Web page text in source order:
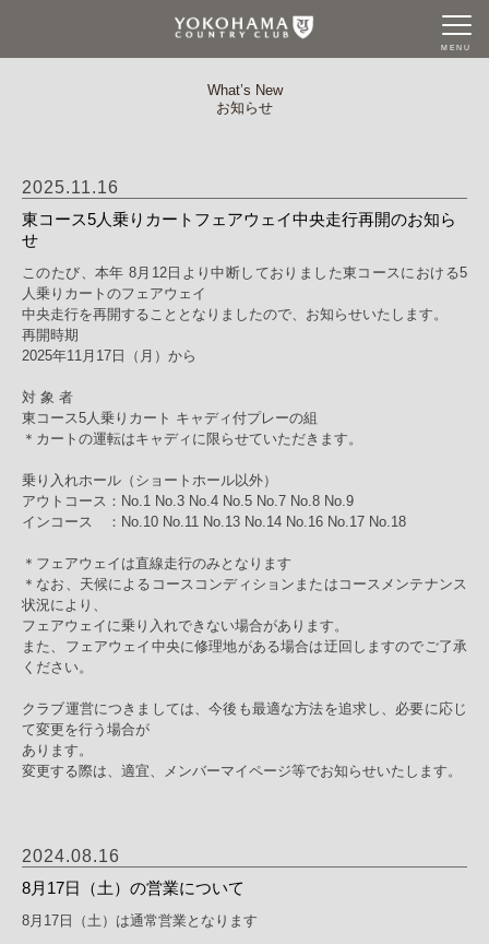
MENU
What’s New
お知らせ
2025.11.16
東コース5人乗りカートフェアウェイ中央走行再開のお知ら
せ
このたび、本年 8月12日より中断しておりました東コースにおける5
人乗りカートのフェアウェイ
中央走行を再開することとなりましたので、お知らせいたします。
再開時期
2025年11月17日（月）から
対 象 者
東コース5人乗りカート キャディ付プレーの組
＊カートの運転はキャディに限らせていただきます。
乗り入れホール（ショートホール以外）
アウトコース：No.1 No.3 No.4 No.5 No.7 No.8 No.9
インコース ：No.10 No.11 No.13 No.14 No.16 No.17 No.18
＊フェアウェイは直線走行のみとなります
＊なお、天候によるコースコンディションまたはコースメンテナンス
状況により、
フェアウェイに乗り入れできない場合があります。
また、フェアウェイ中央に修理地がある場合は迂回しますのでご了承
ください。
クラブ運営につきましては、今後も最適な方法を追求し、必要に応じ
て変更を行う場合が
あります。
変更する際は、適宜、メンバーマイページ等でお知らせいたします。
2024.08.16
8月17日（土）の営業について
8月17日（土）は通常営業となります